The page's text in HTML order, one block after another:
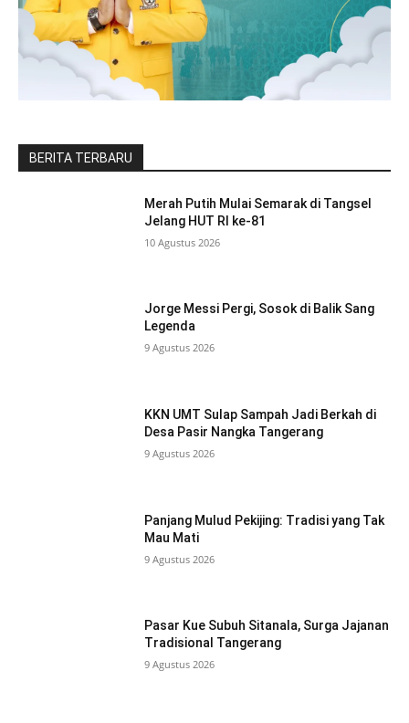
BERITA TERBARU
Merah Putih Mulai Semarak di Tangsel
Jelang HUT RI ke-81
10 Agustus 2026
Jorge Messi Pergi, Sosok di Balik Sang
Legenda
9 Agustus 2026
KKN UMT Sulap Sampah Jadi Berkah di
Desa Pasir Nangka Tangerang
9 Agustus 2026
Panjang Mulud Pekijing: Tradisi yang Tak
Mau Mati
9 Agustus 2026
Pasar Kue Subuh Sitanala, Surga Jajanan
Tradisional Tangerang
9 Agustus 2026